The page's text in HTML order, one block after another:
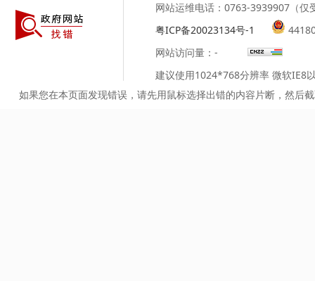
网站运维电话：0763-3939907（仅
粤ICP备20023134号-1
网站访问量： -
建议使用1024*768分辨率 微软IE8
如果您在本页面发现错误，请先用鼠标选择出错的内容片断，然后